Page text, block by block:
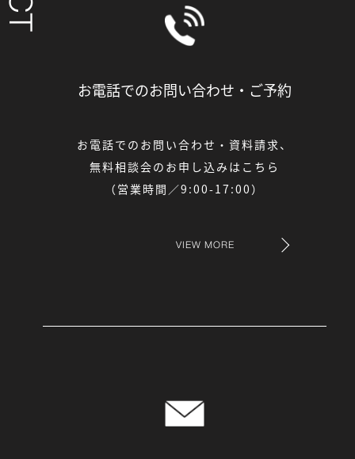
お電話でのお問い合わせ・ ご予約
お電話でのお問い合わせ・資料請求、
無料相談会のお申し込みはこちら
（営業時間／9:00-17:00）
VIEW MORE